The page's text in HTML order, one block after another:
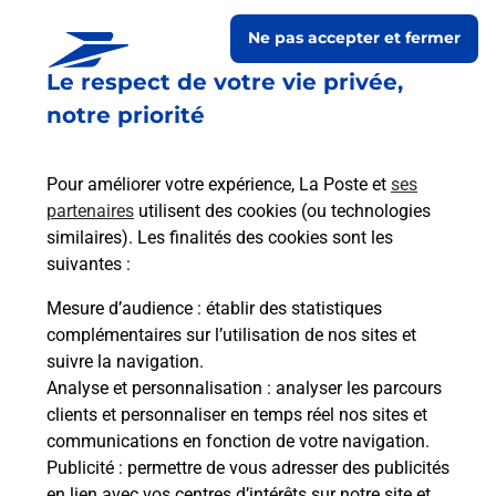
Le respect de votre vie privée,
notre priorité
Pour améliorer votre expérience, La Poste et ses
partenaires utilisent des cookies (ou technologies
similaires). Les finalités des cookies sont les
suivantes :
Mesure d’audience : établir des statistiques
complémentaires sur l’utilisation de nos sites et
suivre la navigation.
Analyse et personnalisation : analyser les parcours
clients et personnaliser en temps réel nos sites et
communications en fonction de votre navigation.
Publicité : permettre de vous adresser des publicités
Ne pas accepter et fermer
Boîte aux lettres La Poste
Prochaine collecte du courrier vendredi
09h00
1 Rue Des Courtys
08350 Saint Aignan
Itinéraire
Le lien s'ouvre dans un nouvel onglet